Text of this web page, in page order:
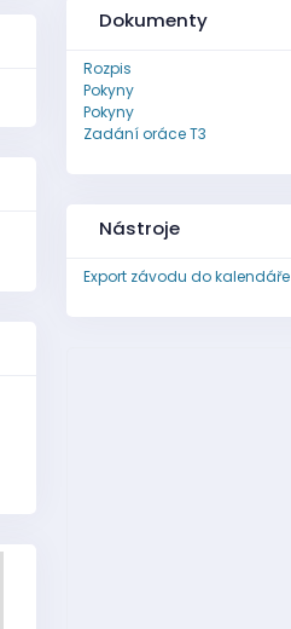
Dokumenty
Rozpis
Pokyny
Pokyny
Zadání oráce T3
Nástroje
Export závodu do kalendáře